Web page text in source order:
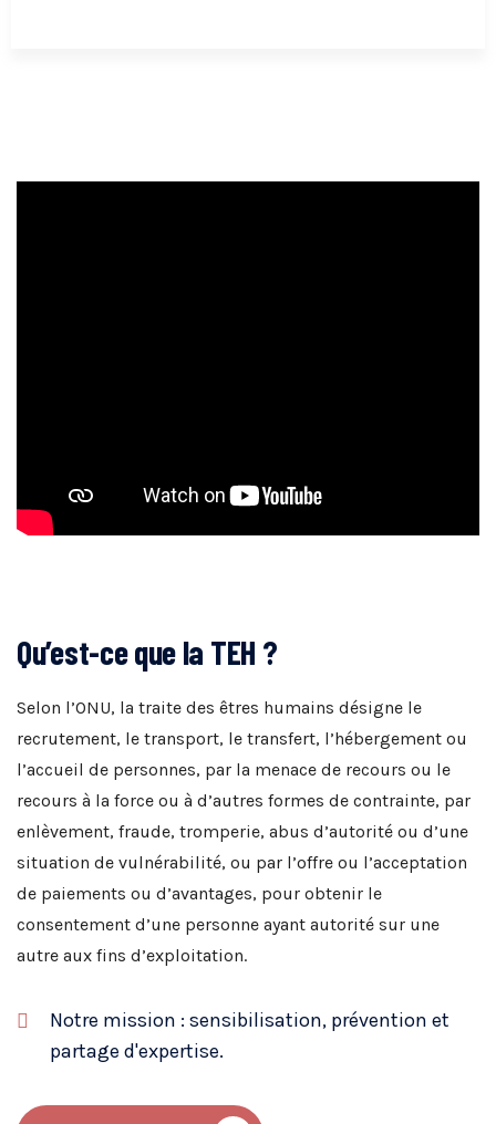
Qu’est-ce que la TEH ?
Selon l’ONU, la traite des êtres humains désigne le
recrutement, le transport, le transfert, l’hébergement ou
l’accueil de personnes, par la menace de recours ou le
recours à la force ou à d’autres formes de contrainte, par
enlèvement, fraude, tromperie, abus d’autorité ou d’une
situation de vulnérabilité, ou par l’offre ou l’acceptation
de paiements ou d’avantages, pour obtenir le
consentement d’une personne ayant autorité sur une
autre aux fins d’exploitation.
Notre mission : sensibilisation, prévention et
partage d'expertise.